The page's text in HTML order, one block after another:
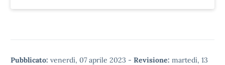
Pubblicato: venerdì, 07 aprile 2023 - Revisione: martedì, 13